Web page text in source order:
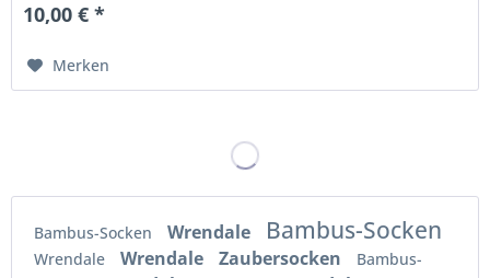
10,00 € *
Merken
Bambus-Socken Wrendale Bambus-Socken
Wrendale Wrendale Zaubersocken
Bambus-